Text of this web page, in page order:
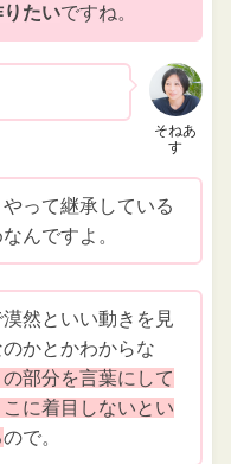
たいですね。
そねあ
す
って継承している
んですよ。
然といい動きを見
かとかわからな
部分を言葉にして
に着目しないとい
ので。